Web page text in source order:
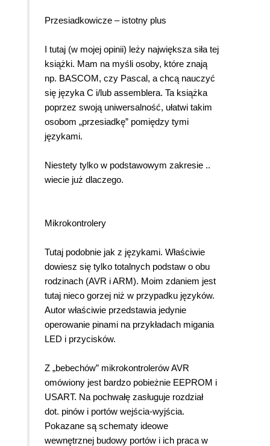
Przesiadkowicze – istotny plus
I tutaj (w mojej opinii) leży największa siła tej
książki. Mam na myśli osoby, które znają
np. BASCOM, czy Pascal, a chcą nauczyć
się języka C i/lub assemblera. Ta książka
poprzez swoją uniwersalność, ułatwi takim
osobom „przesiadkę” pomiędzy tymi
językami.
Niestety tylko w podstawowym zakresie ..
wiecie już dlaczego.
Mikrokontrolery
Tutaj podobnie jak z językami. Właściwie
dowiesz się tylko totalnych podstaw o obu
rodzinach (AVR i ARM). Moim zdaniem jest
tutaj nieco gorzej niż w przypadku języków.
Autor właściwie przedstawia jedynie
operowanie pinami na przykładach migania
LED i przycisków.
Z „bebechów” mikrokontrolerów AVR
omówiony jest bardzo pobieżnie EEPROM i
USART. Na pochwałę zasługuje rozdział
dot. pinów i portów wejścia-wyjścia.
Pokazane są schematy ideowe
wewnętrznej budowy portów i ich praca w